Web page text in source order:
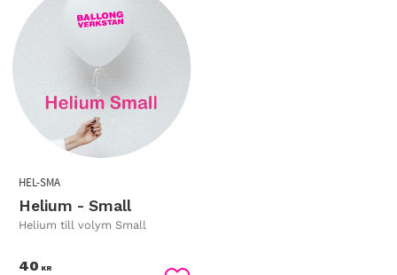
Helium - Small
Helium till volym Small
HEL-SMA
40 KR